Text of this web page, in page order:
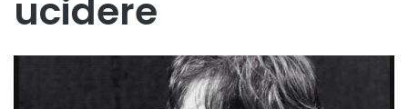
ucidere